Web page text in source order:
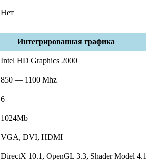
Нет
Интегрированная графика
Intel HD Graphics 2000
850 — 1100 Mhz
6
1024Mb
VGA, DVI, HDMI
DirectX 10.1, OpenGL 3.3, Shader Model 4.1